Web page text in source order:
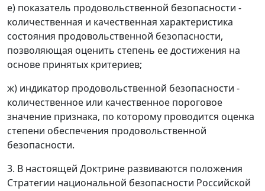
е) показатель продовольственной безопасности -
количественная и качественная характеристика
состояния продовольственной безопасности,
позволяющая оценить степень ее достижения на
основе принятых критериев;
ж) индикатор продовольственной безопасности -
количественное или качественное пороговое
значение признака, по которому проводится оценка
степени обеспечения продовольственной
безопасности.
3. В настоящей Доктрине развиваются положения
Стратегии национальной безопасности Российской